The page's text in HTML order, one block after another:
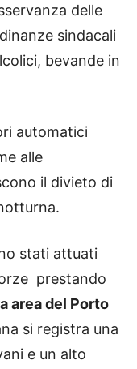
delle
sindacali
bevande in
automatici
alle
il divieto di
stati attuati
prestando
area del Porto
si registra una
e un alto